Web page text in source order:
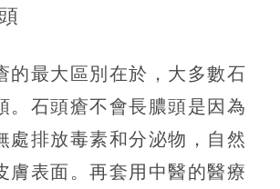
的最大區別在於，大多數石
。石頭瘡不會長膿頭是因為
處排放毒素和分泌物，自然
膚表面。再套用中醫的醫療